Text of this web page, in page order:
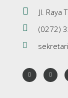
Jl. Raya
(0272)